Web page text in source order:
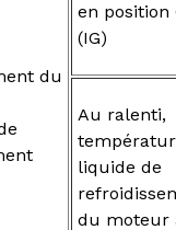
du
en position
(IG)
Au ralenti,
liquide de
du moteur